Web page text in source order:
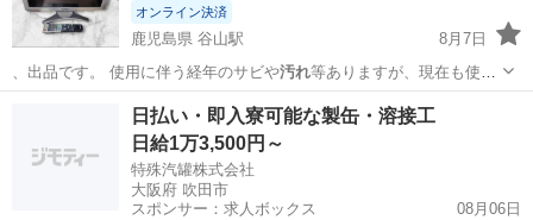
オンライン決済
鹿児島県 谷山駅
8月7日
、出品です。 使用に伴う経年のサビや汚れ等ありますが、現在も使用
は問題なくでき…
鹿児島市 谷山駅 テレビ
日払い・即入寮可能な製缶・溶接工
日給1万3,500円～
特殊汽罐株式会社
大阪府 吹田市
スポンサー：求人ボックス
08月06日